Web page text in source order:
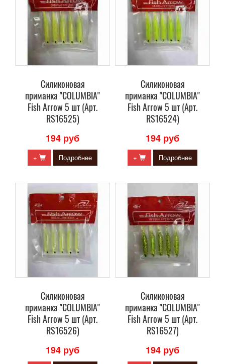
Силиконовая
приманка "COLUMBIA"
Fish Arrow 5 шт (Арт.
RS16525)
194 руб
+ Подробнее
Силиконовая
приманка "COLUMBIA"
Fish Arrow 5 шт (Арт.
RS16524)
194 руб
+ Подробнее
Силиконовая
приманка "COLUMBIA"
Fish Arrow 5 шт (Арт.
RS16526)
194 руб
Силиконовая
приманка "COLUMBIA"
Fish Arrow 5 шт (Арт.
RS16527)
194 руб